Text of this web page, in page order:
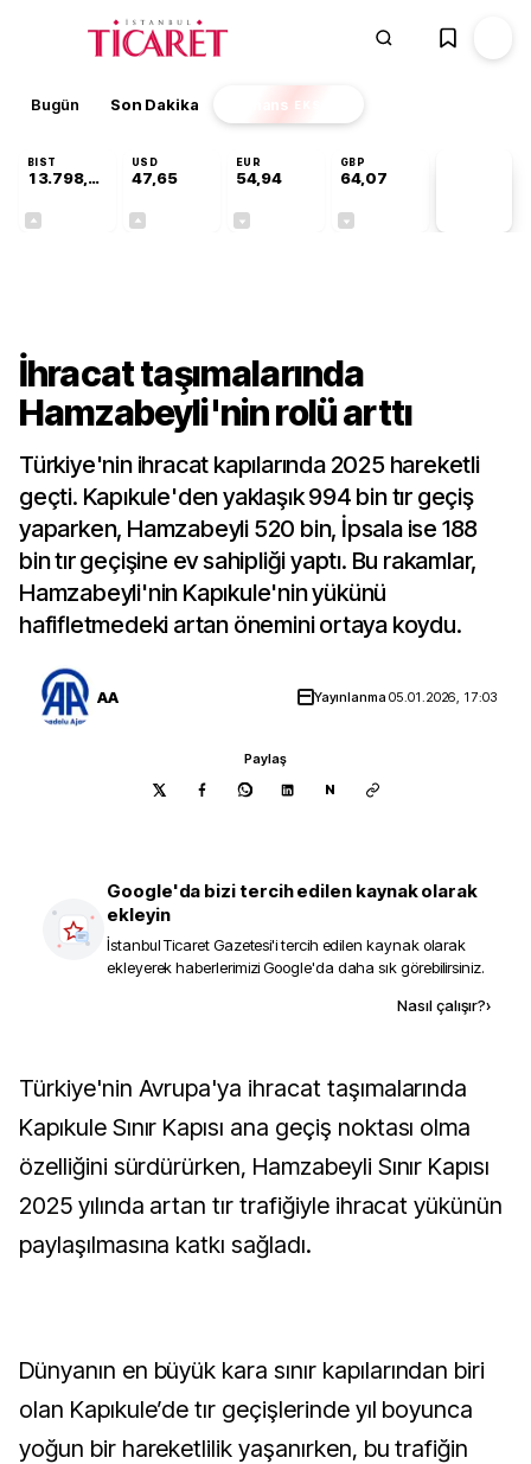
Bugün Son Dakika Finans EKSTRA
BIST
13.798,82
USD
47,65
EUR
54,94
GBP
64,07
İhracat taşımalarında
Hamzabeyli'nin rolü arttı
Türkiye'nin ihracat kapılarında 2025 hareketli
geçti. Kapıkule'den yaklaşık 994 bin tır geçiş
yaparken, Hamzabeyli 520 bin, İpsala ise 188
bin tır geçişine ev sahipliği yaptı. Bu rakamlar,
Hamzabeyli'nin Kapıkule'nin yükünü
hafifletmedeki artan önemini ortaya koydu.
AA Yayınlanma05.01.2026, 17:03
Paylaş
N
Google'da bizi tercih edilen kaynak olarak
ekleyin
İstanbul Ticaret Gazetesi'i tercih edilen kaynak olarak
ekleyerek haberlerimizi Google'da daha sık görebilirsiniz.
Nasıl çalışır?›
Türkiye'nin Avrupa'ya ihracat taşımalarında
Kapıkule Sınır Kapısı ana geçiş noktası olma
özelliğini sürdürürken, Hamzabeyli Sınır Kapısı
2025 yılında artan tır trafiğiyle ihracat yükünün
paylaşılmasına katkı sağladı.
Dünyanın en büyük kara sınır kapılarından biri
olan Kapıkule’de tır geçişlerinde yıl boyunca
yoğun bir hareketlilik yaşanırken, bu trafiğin